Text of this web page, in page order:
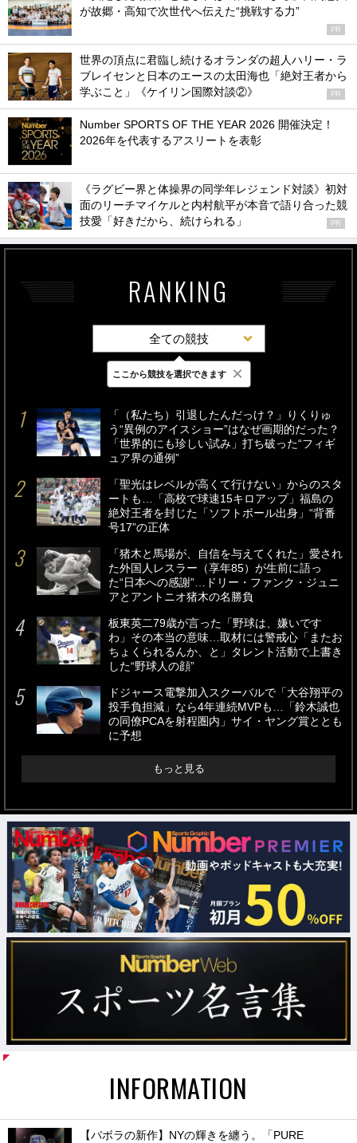
が故郷・高知で次世代へ伝えた“挑戦する力”
PR
世界の頂点に君臨し続けるオランダの超人ハリー・ラ
ブレイセンと日本のエースの太田海也「絶対王者から
学ぶこと」《ケイリン国際対談②》
PR
Number SPORTS OF THE YEAR 2026 開催決定！
2026年を代表するアスリートを表彰
《ラグビー界と体操界の同学年レジェンド対談》初対
面のリーチマイケルと内村航平が本音で語り合った競
技愛「好きだから、続けられる」
PR
RANKING
全ての競技
最新 24時間 週間
「（私たち）引退したんだっけ？」りくりゅ
う“異例のアイスショー”はなぜ画期的だった？
「世界的にも珍しい試み」打ち破った“フィギ
ュア界の通例”
「聖光はレベルが高くて行けない」からのスタ
ートも…「高校で球速15キロアップ」福島の
絶対王者を封じた「ソフトボール出身」“背番
号17”の正体
「猪木と馬場が、自信を与えてくれた」愛され
た外国人レスラー（享年85）が生前に語っ
た“日本への感謝”…ドリー・ファンク・ジュニ
アとアントニオ猪木の名勝負
板東英二79歳が言った「野球は、嫌いです
わ」その本当の意味…取材には警戒心「またお
ちょくられるんか、と」タレント活動で上書き
した“野球人の顔”
ドジャース電撃加入スクーバルで「大谷翔平の
投手負担減」なら4年連続MVPも…「鈴木誠也
の同僚PCAを射程圏内」サイ・ヤング賞ととも
に予想
もっと見る
INFORMATION
【バボラの新作】NYの輝きを纏う。「PURE
ここから競技を選択できます ×